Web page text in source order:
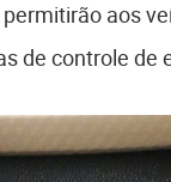
aos
de controle de